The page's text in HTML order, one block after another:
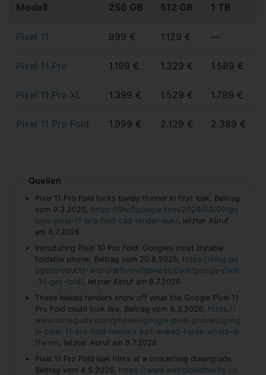
Modell 256 GB 512 GB 1 TB
Pixel 11 999 € 1.129 € —
Pixel 11 Pro 1.199 € 1.329 € 1.589 €
Pixel 11 Pro XL 1.399 € 1.529 € 1.789 €
Pixel 11 Pro Fold 1.999 € 2.129 € 2.389 €
Quellen
Pixel 11 Pro Fold looks barely thinner in first leak, Beitrag
vom 9.3.2026, https://9to5google.com/2026/03/09/go
ogle-pixel-11-pro-fold-cad-render-leak/ , letzter Abruf
am 8.7.2026
Introducing Pixel 10 Pro Fold: Google’s most durable
foldable phone, Beitrag vom 20.8.2025, https://blog.go
ogle/products-and-platforms/devices/pixel/google-pixel
-10-pro-fold/ , letzter Abruf am 8.7.2026
These leaked renders show off what the Google Pixel 11
Pro Fold could look like, Beitrag vom 9.3.2026, https://
www.tomsguide.com/phones/google-pixel-phones/goog
le-pixel-11-pro-fold-renders-just-leaked-heres-whats-di
fferent , letzter Abruf am 8.7.2026
Pixel 11 Pro Fold leak hints at a concerning downgrade,
Beitrag vom 4.5.2026, https://www.androidauthority.co